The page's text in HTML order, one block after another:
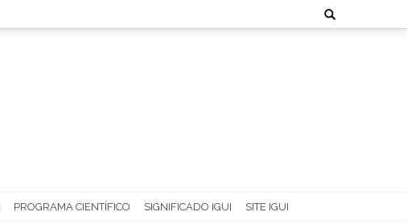
Search
for:
PROGRAMA CIENTÍFICO SIGNIFICADO IGUI SITE IGUI